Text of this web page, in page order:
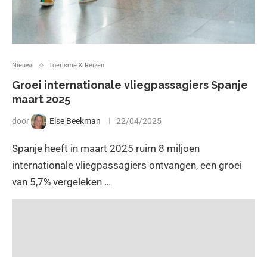
Nieuws Toerisme & Reizen
Groei internationale vliegpassagiers Spanje
maart 2025
door Else Beekman 22/04/2025
Spanje heeft in maart 2025 ruim 8 miljoen
internationale vliegpassagiers ontvangen, een groei
van 5,7% vergeleken …